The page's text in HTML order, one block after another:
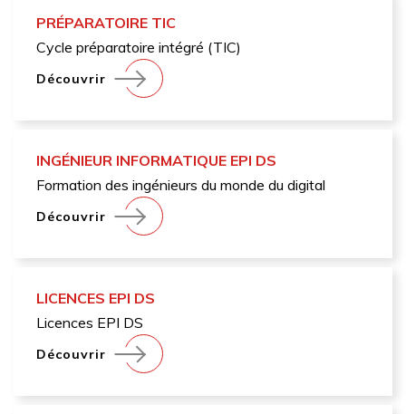
PRÉPARATOIRE TIC
Cycle préparatoire intégré (TIC)
Découvrir
INGÉNIEUR INFORMATIQUE EPI DS
Formation des ingénieurs du monde du digital
Découvrir
LICENCES EPI DS
Licences EPI DS
Découvrir